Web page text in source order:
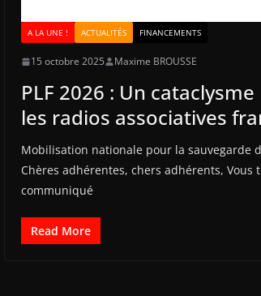
A LA UNE ! ACTUALITÉS FINANCEMENTS
15 octobre 2025 Maxime BROUSSE
PLF 2026 : Un
les radios associatives
Mobilisation nationale pour la sauvegarde
Chères adhérentes, chers adhérents, Vous
communiqué
Read More